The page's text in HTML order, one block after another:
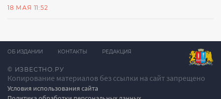
18 МАЯ 11:52
© ИЗВЕСТНО.РУ
Копирование материалов без ссылки на сайт запрещено
Условия использования сайта
ОБ ИЗДАНИИ КОНТАКТЫ РЕДАКЦИЯ